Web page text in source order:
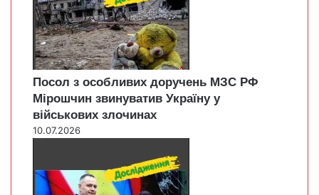
Посол з особливих доручень МЗС РФ
Мірошчин звинуватив Україну у
військових злочинах
10.07.2026